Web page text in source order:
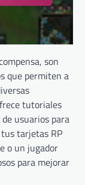
son
que permiten a
tutoriales
usuarios para
tarjetas RP
o un jugador
para mejorar